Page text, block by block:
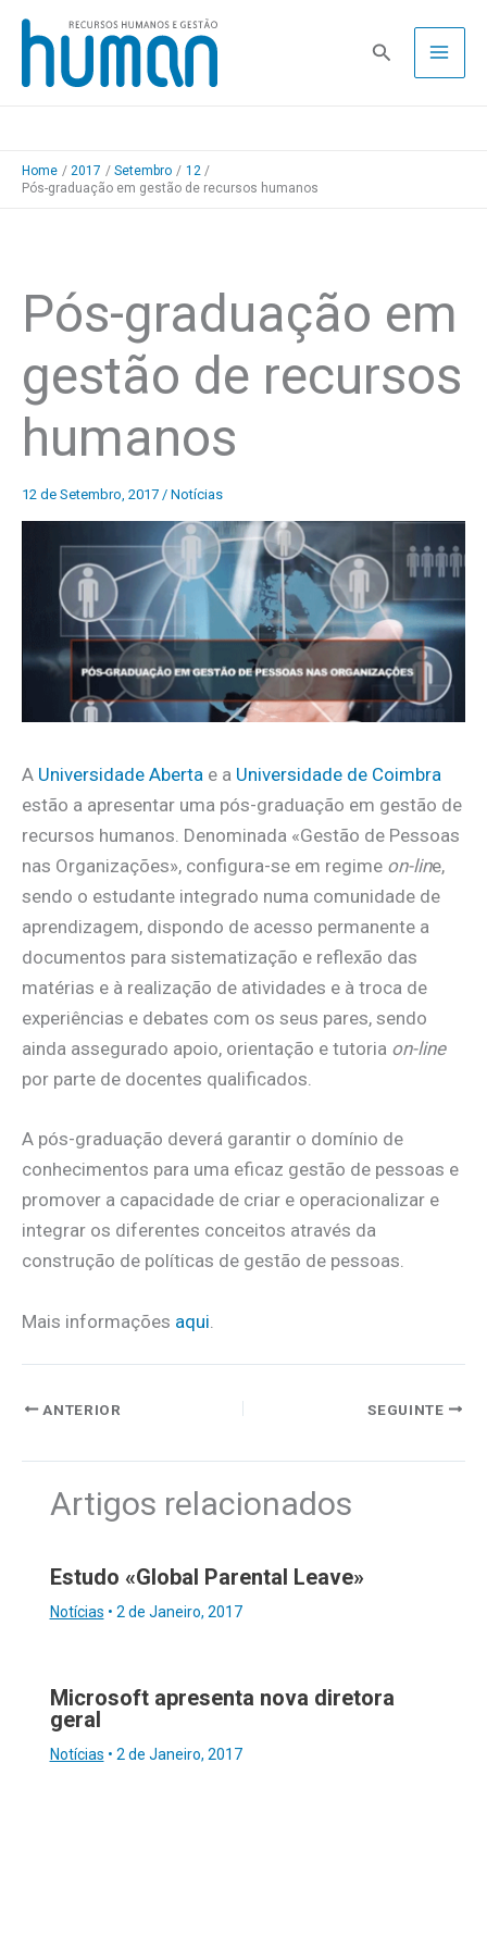
Skip
content
Pesquisa
Home 2017 Setembro
12
Pós-graduação em gestão de recursos humanos
Pós-graduação em
gestão de recursos
humanos
12 de Setembro, 2017 / Notícias
A Universidade Aberta e a Universidade de Coimbra
estão a apresentar uma pós-graduação em gestão de
recursos humanos. Denominada «Gestão de Pessoas
nas Organizações», configura-se em regime on-line,
sendo o estudante integrado numa comunidade de
aprendizagem, dispondo de acesso permanente a
documentos para sistematização e reflexão das
matérias e à realização de atividades e à troca de
experiências e debates com os seus pares, sendo
ainda assegurado apoio, orientação e tutoria on-line
por parte de docentes qualificados.
A pós-graduação deverá garantir o domínio de
conhecimentos para uma eficaz gestão de pessoas e
promover a capacidade de criar e operacionalizar e
integrar os diferentes conceitos através da
construção de políticas de gestão de pessoas.
Mais informações aqui
ANTERIOR SEGUINTE
Artigos relacionados
Estudo «Global Parental Leave»
Notícias • 2 de Janeiro, 2017
Microsoft apresenta nova diretora
geral
Notícias • 2 de Janeiro, 2017